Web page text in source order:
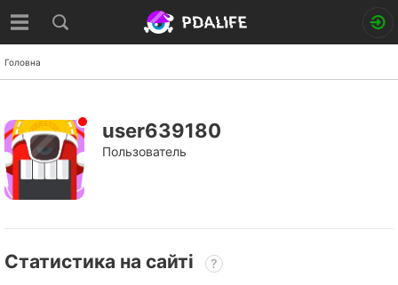
Головна
user639180
Пользователь
Статистика на сайті ?